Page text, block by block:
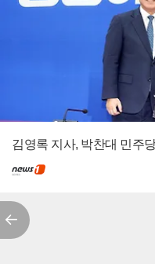
김영록 지사, 박찬대 민주